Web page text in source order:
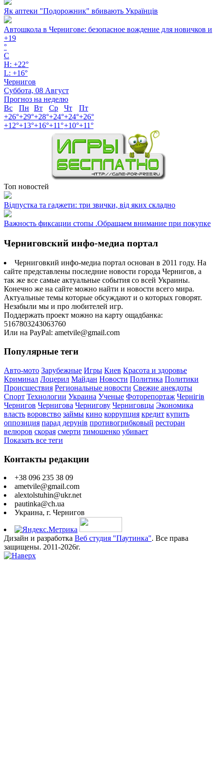
Як аптеки "Подорожник" вбивають Українців
Автошкола в Чернигове: безопасное вождение для новичков и
+19
°
C
H: +22°
L: +16°
Чернигов
Суббота, 08 Август
Прогноз на неделю
Вс
Пн Вт Ср Чт
Пт
+26°+29°+28°+24°+24°+26°
+12°+13°+16°+11°+10°+11°
Топ новостей
Відпустка та гаджети: три звички, від яких складно
Важность фиксации стопы .Обращаем внимание при покупке
Черниговский инфо-медиа портал
Черниговкий инфо-медиа портал основан в 2011 году. На
сайте представлены последние новости города Чернигов, а
так же все самые актуальные события со всей Украины.
Конечно же на сайте можно найти и новости всего мира.
Актуальные темы которые обсуждают и о которых говорят.
Незабыли мы и про любителей игр.
Поддержать проект можно на карту ощадбанка:
5167803243063760
Или на PayPal: ametvile@gmail.com
Популярные теги
Авто-мото Зарубежные Игры Киев Красота и здоровье
Криминал Лоцерил Майдан Новости Политика Политики
Происшествия Региональные новости Свежие анекдоты
Спорт Технологии Украина Ученые Фоторепортаж Чернігів
Чернигов Чернигова Чернигову Черниговцы Экономика
власть воровство займы кино коррупция кредит купить
оппозиция парад дерунів противогрибковый ресторан
велюров скорая смерти тимошенко убивает
Показать все теги
Контакты редакции
+38 096 235 38 09
ametvile@gmail.com
alextolstuhin@ukr.net
pautinka@ch.ua
Украина, г. Чернигов
Дизайн и разработка Веб студия "Паутинка". Все права
защищены. 2011-2026г.